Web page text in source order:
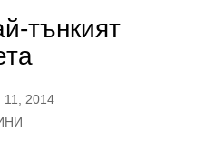
тънкият
11, 2014